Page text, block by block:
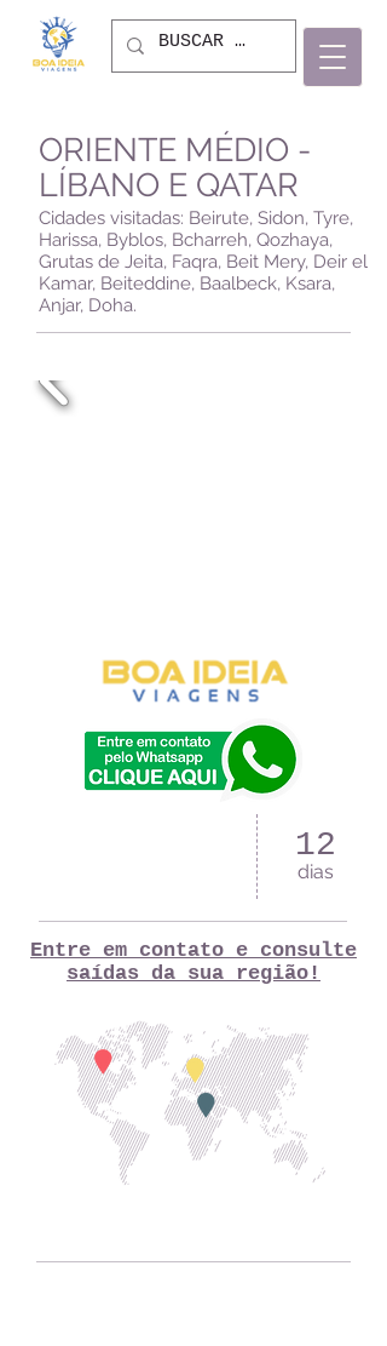
ORIENTE MÉDIO -
LÍBANO E QATAR
Cidades visitadas: Beirute, Sidon, Tyre,
Harissa, Byblos, Bcharreh, Qozhaya,
Grutas de Jeita, Faqra, Beit Mery, Deir el
Kamar, Beiteddine, Baalbeck, Ksara,
Anjar, Doha.
12
dias
Entre em contato e consulte
saídas da sua região!